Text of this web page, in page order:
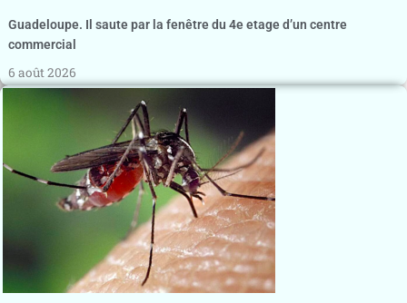
Guadeloupe. Il saute par la fenêtre du 4e etage d’un centre
commercial
6 août 2026